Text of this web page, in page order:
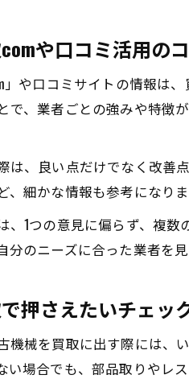
や口コミ活用の
」や口コミサイトの情報は
で、業者ごとの強みや特徴
は、良い点だけでなく改善
、細かな情報も参考になり
、1つの意見に偏らず、複
分のニーズに合った業者を見
押さえたいチェッ
機械を買取に出す際には、
い場合でも、部品取りやレ